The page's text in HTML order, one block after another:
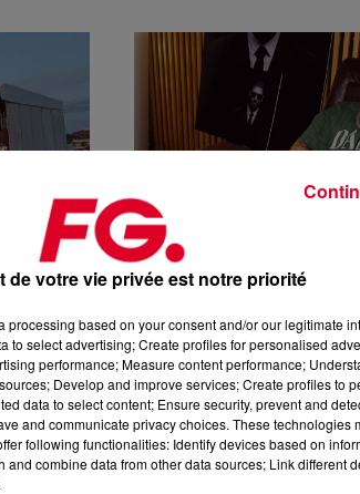
7 août 2026
PARIS POUR LA FASHION WEEK
de votre vie privée est notre priorité
processing based on your consent and/or our legitimate
to select advertising; Create profiles for personalised
performance; Measure content performance;
Develop and improve services; Create profiles to
data to select content; Ensure security, prevent and
and communicate privacy choices. These technologies
following functionalities: Identify devices based on
combine data from other data sources; Link different